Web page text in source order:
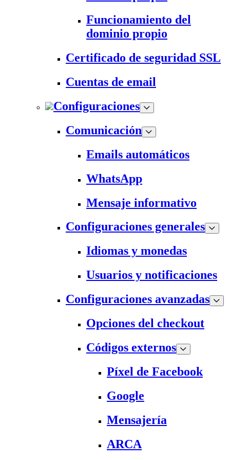
Funcionamiento del
dominio propio
Certificado de seguridad SSL
Cuentas de email
Configuraciones
Comunicación
Emails automáticos
WhatsApp
Mensaje informativo
Configuraciones generales
Idiomas y monedas
Usuarios y notificaciones
Configuraciones avanzadas
Opciones del checkout
Códigos externos
Píxel de Facebook
Google
Mensajería
ARCA